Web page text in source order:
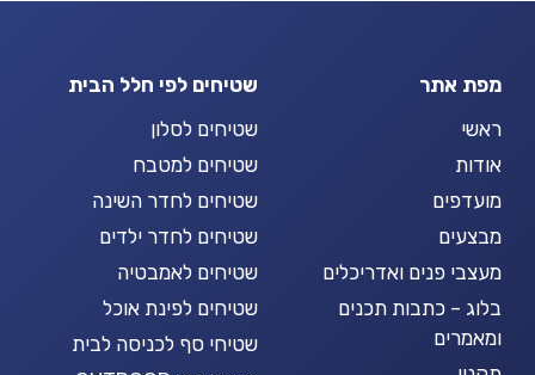
מפת אתר
ראשי
אודות
מועדפים
מבצעים
מעצבי פנים ואדריכלים
בלוג – כתבות תכנים
ומאמרים
שטיחים לפי חלל הבית
שטיחים לסלון
שטיחים למטבח
שטיחים לחדר השינה
שטיחים לחדר ילדים
שטיחים לאמבטיה
שטיחים לפינת אוכל
שטיחי סף לכניסה לבית